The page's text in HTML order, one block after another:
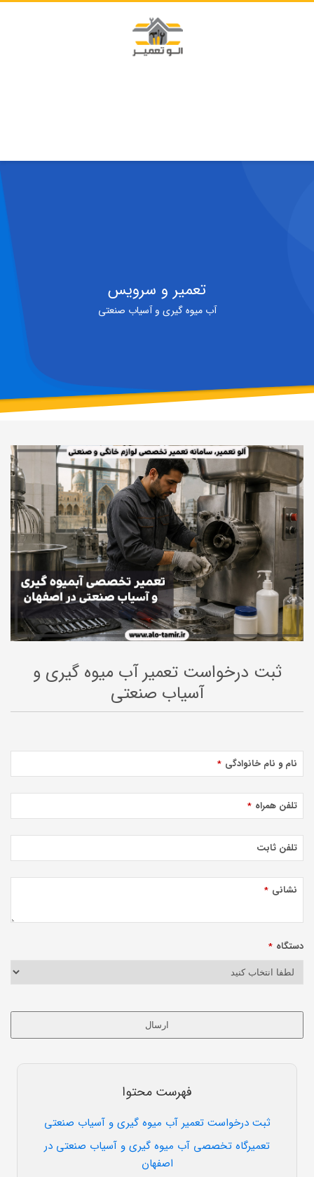
تعمیر و سرویس
آب میوه گیری و آسیاب صنعتی
ثبت درخواست تعمیر آب میوه گیری و
آسیاب صنعتی
نام و نام خانوادگی *
تلفن همراه *
تلفن ثابت
نشانی *
دستگاه *
ارسال
قسمت
فهرست محتوا
ثبت درخواست تعمیر آب میوه گیری و آسیاب صنعتی
تعمیرگاه تخصصی آب میوه گیری و آسیاب صنعتی در
اصفهان